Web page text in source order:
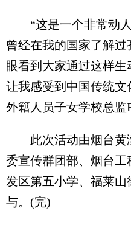
“这是一个非常动人
曾经在我的国家了解
眼看到大家通过这样生
让我感受到中国传统文
外籍人员子女学校总监
此次活动由烟台黄
委宣传群团部、烟台
发区第五小学、福莱
与。(完)